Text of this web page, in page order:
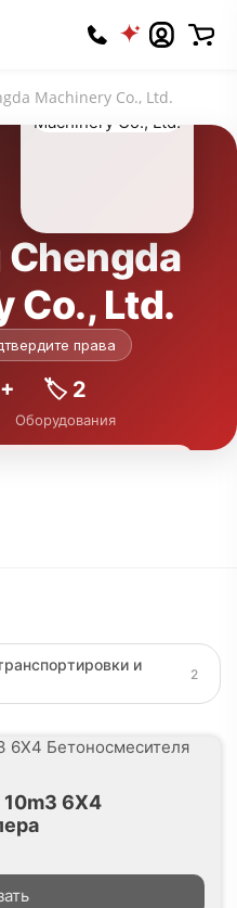
Machinery Co., Ltd.
Co., Ltd.
права
🏷 2
Оборудования
написать
и
2
6X4